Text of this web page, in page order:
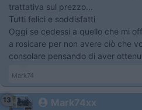
trattativa sul prezzo...
Tutti felici e soddisfatti
Oggi se cedessi a quello che mi
a rosicare per non avere ciò che
consolare pensando di aver
Mark74
13 Mark74xx